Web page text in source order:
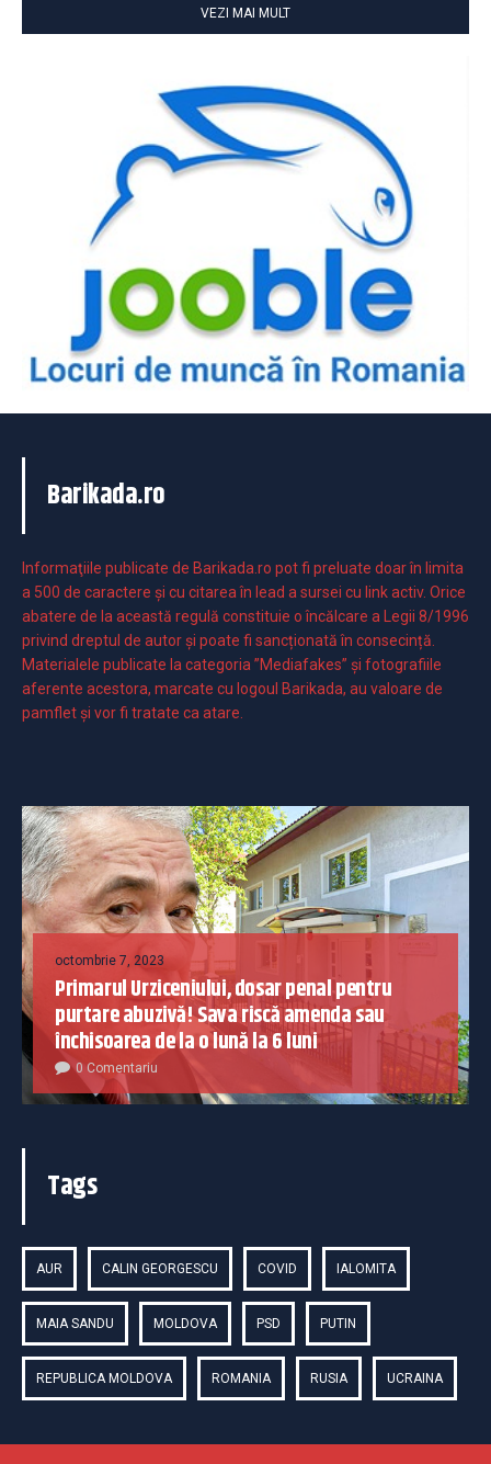
VEZI MAI MULT
Barikada.ro
Informaţiile publicate de Barikada.ro pot fi preluate doar în limita
a 500 de caractere şi cu citarea în lead a sursei cu link activ. Orice
abatere de la această regulă constituie o încălcare a Legii 8/1996
privind dreptul de autor și poate fi sancționată în consecință.
Materialele publicate la categoria ”Mediafakes” și fotografiile
aferente acestora, marcate cu logoul Barikada, au valoare de
pamflet și vor fi tratate ca atare.
octombrie 7, 2023
Primarul Urziceniului, dosar penal pentru
purtare abuzivă! Sava riscă amenda sau
închisoarea de la o lună la 6 luni
0 Comentariu
Tags
AUR CALIN GEORGESCU COVID IALOMITA
MAIA SANDU MOLDOVA PSD PUTIN
REPUBLICA MOLDOVA ROMANIA RUSIA UCRAINA